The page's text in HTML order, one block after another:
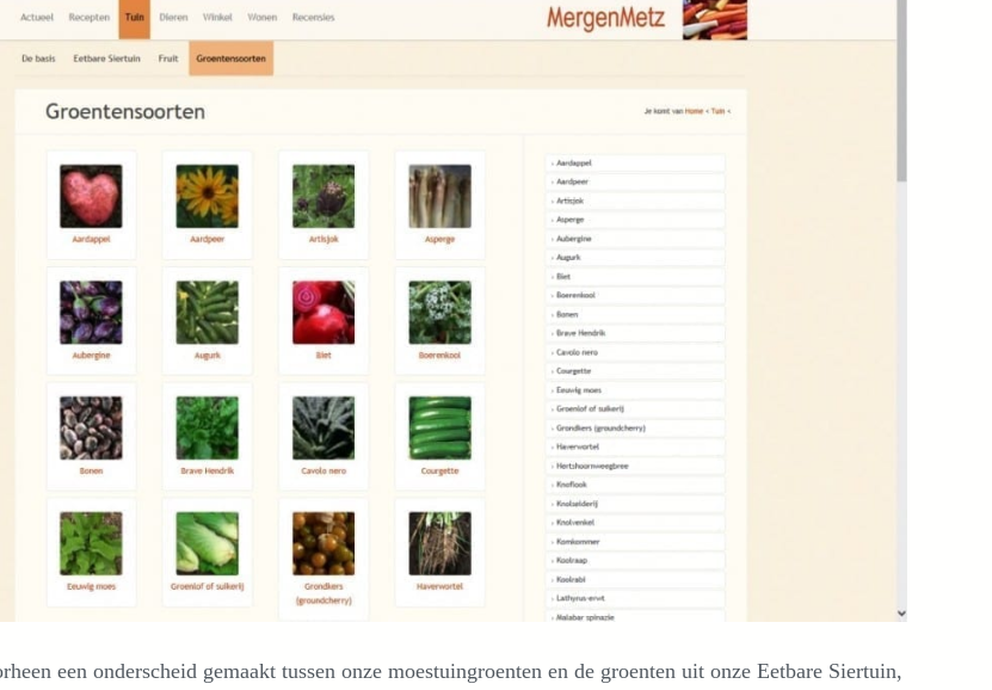
een onderscheid gemaakt tussen onze moestuingroenten en de groenten uit onze Eetbare Siertuin,